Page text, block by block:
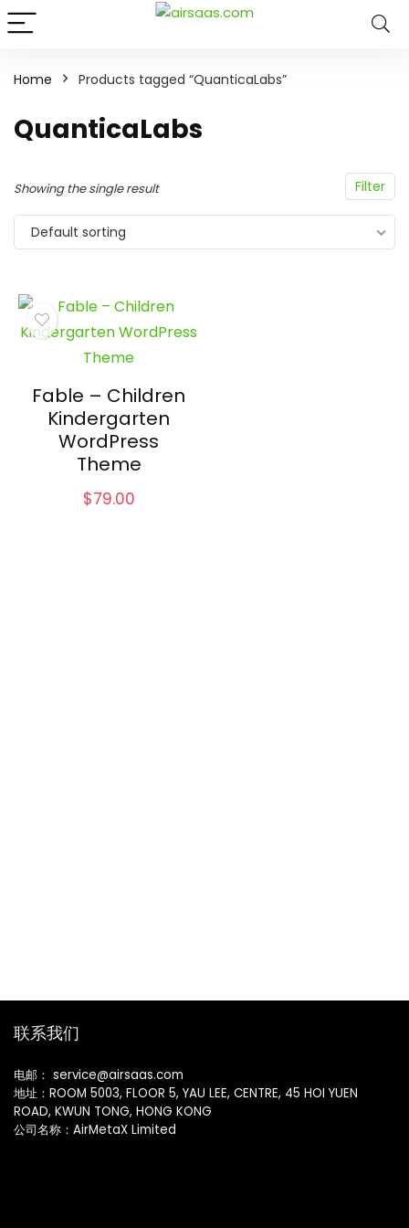
Home Products tagged “QuanticaLabs”
QuanticaLabs
Filter
Showing the single result
Default sorting
Fable – Children
Kindergarten
WordPress
Theme
$79.00
联系我们
电邮： service@airsaas.com
地址：ROOM 5003, FLOOR 5, YAU LEE, CENTRE, 45 HOI YUEN
ROAD, KWUN TONG, HONG KONG
公司名称：AirMetaX Limited